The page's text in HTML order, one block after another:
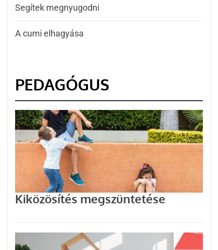
Segítek megnyugodni
A cumi elhagyása
PEDAGÓGUS
Kiközösítés megszüntetése